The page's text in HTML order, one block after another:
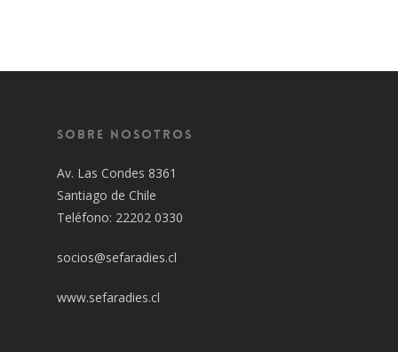
Sobre Nosotros
Av. Las Condes 8361
Santiago de Chile
Teléfono: 22202 0330
socios@sefaradies.cl
www.sefaradies.cl